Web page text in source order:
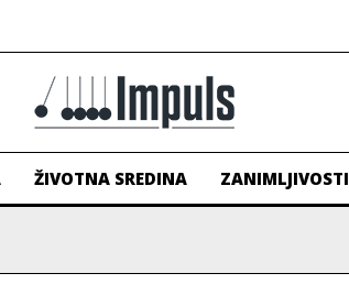
ŽIVOTNA SREDINA ZANIMLJIVOSTI